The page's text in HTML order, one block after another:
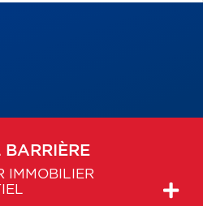
BARRIÈRE
IMMOBILIER